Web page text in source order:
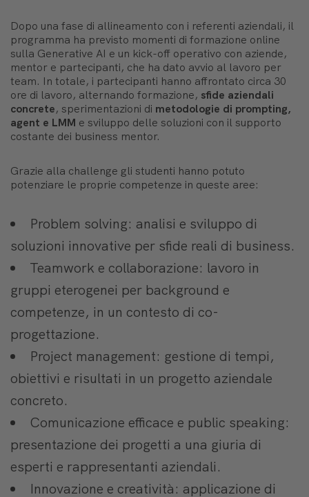
Dopo una fase di allineamento con i referenti aziendali, il
programma ha previsto momenti di formazione online
sulla Generative AI e un kick-off operativo con aziende,
mentor e partecipanti, che ha dato avvio al lavoro per
team. In totale, i partecipanti hanno affrontato circa 30
ore di lavoro, alternando formazione, sfide aziendali
concrete, sperimentazioni di metodologie di prompting,
agent e LMM e sviluppo delle soluzioni con il supporto
costante dei business mentor.
Grazie alla challenge gli studenti hanno potuto
potenziare le proprie competenze in queste aree:
Problem solving: analisi e sviluppo di
soluzioni innovative per sfide reali di business.
Teamwork e collaborazione: lavoro in
gruppi eterogenei per background e
competenze, in un contesto di co-
progettazione.
Project management: gestione di tempi,
obiettivi e risultati in un progetto aziendale
concreto.
Comunicazione efficace e public speaking:
presentazione dei progetti a una giuria di
esperti e rappresentanti aziendali.
Innovazione e creatività: applicazione di